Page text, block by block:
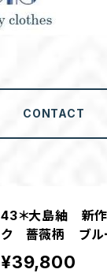
CONTACT
43＊大島紬 新
ク 薔薇柄 ブ
¥39,800